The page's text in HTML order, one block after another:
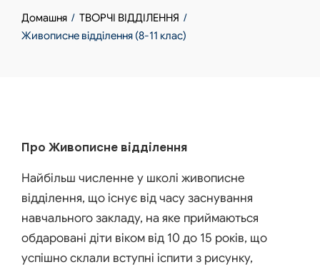
Домашня
ТВОРЧІ ВІДДІЛЕННЯ
Живописне відділення (8-11 клас)
Про Живописне відділення
Найбільш численне у школі живописне
відділення, що існує від часу заснування
навчального закладу, на яке приймаються
обдаровані діти віком від 10 до 15 років, що
успішно склали вступні іспити з рисунку,